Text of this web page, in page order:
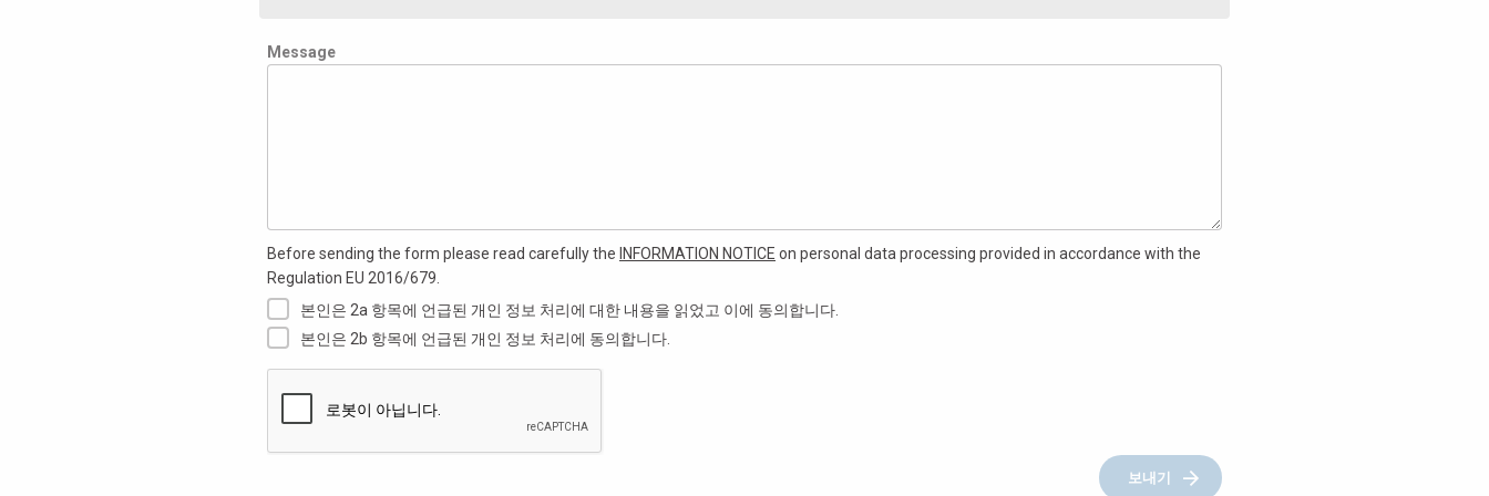
Message
Before sending the form please read carefully the INFORMATION NOTICE on personal data processing provided in accordance with the
Regulation EU 2016/679.
본인은 2a 항목에 언급된 개인 정보 처리에 대한 내용을 읽었고 이에 동의합니다.
본인은 2b 항목에 언급된 개인 정보 처리에 동의합니다.
보내기